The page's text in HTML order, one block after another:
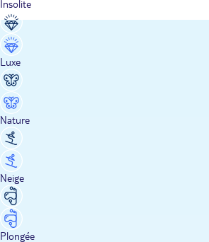
Insolite
Luxe
Nature
Neige
Plongée